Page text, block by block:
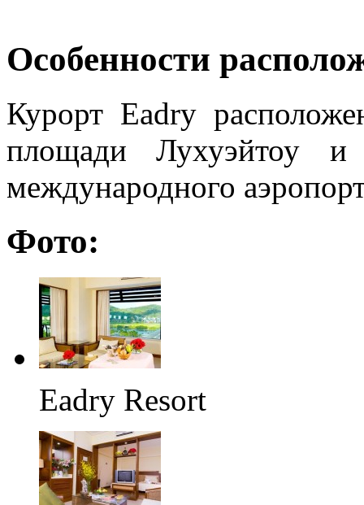
Особенности
Курорт Eadry
площади Лухуэйтоу
международного
Фото:
Eadry Resort